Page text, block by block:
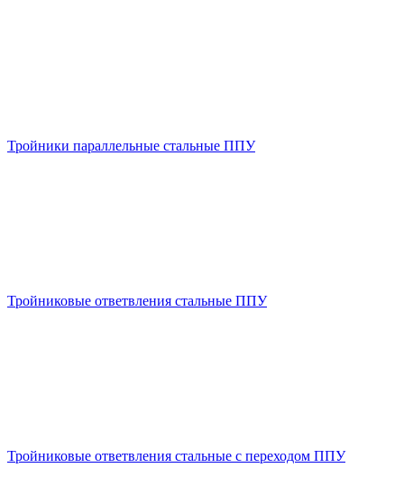
Тройники параллельные стальные ППУ
Тройниковые ответвления стальные ППУ
Тройниковые ответвления стальные с переходом ППУ